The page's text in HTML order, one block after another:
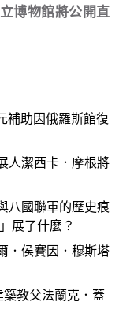
博物館將公開直
補助因俄羅斯館復
人潔西卡．摩根將
八國聯軍的歷史痕
展了什麼？
．侯賽因．穆斯塔
教父法蘭克．蓋